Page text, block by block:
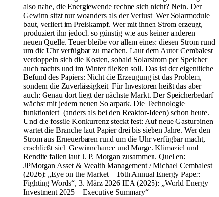
also nahe, die Energiewende rechne sich nicht? Nein. Der
Gewinn sitzt nur woanders als der Verlust. Wer Solarmodule
baut, verliert im Preiskampf. Wer mit ihnen Strom erzeugt,
produziert ihn jedoch so günstig wie aus keiner anderen
neuen Quelle. Teuer bleibe vor allem eines: diesen Strom rund
um die Uhr verfügbar zu machen. Laut dem Autor Cembalest
verdoppeln sich die Kosten, sobald Solarstrom per Speicher
auch nachts und im Winter fließen soll. Das ist der eigentliche
Befund des Papiers: Nicht die Erzeugung ist das Problem,
sondern die Zuverlässigkeit. Für Investoren heißt das aber
auch: Genau dort liegt der nächste Markt. Der Speicherbedarf
wächst mit jedem neuen Solarpark. Die Technologie
funktioniert (anders als bei den Reaktor-Ideen) schon heute.
Und die fossile Konkurrenz steckt fest: Auf neue Gasturbinen
wartet die Branche laut Papier drei bis sieben Jahre. Wer den
Strom aus Erneuerbaren rund um die Uhr verfügbar macht,
erschließt sich Gewinnchance und Marge. Klimaziel und
Rendite fallen laut J. P. Morgan zusammen. Quellen:
JPMorgan Asset & Wealth Management / Michael Cembalest
(2026): „Eye on the Market – 16th Annual Energy Paper:
Fighting Words“, 3. März 2026 IEA (2025): „World Energy
Investment 2025 – Executive Summary“